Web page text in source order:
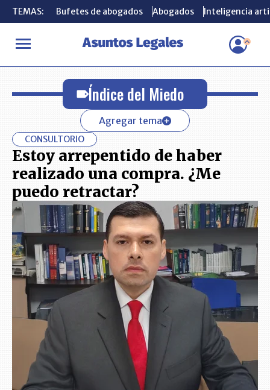
TEMAS: Bufetes de abogados Abogados Inteligencia
INICIO Índice del Miedo
TEMAS: Bufetes de abogados Abogados Inteligencia
Índice del Miedo
Agregar tema
CONSULTORIO
Estoy arrepentido de haber
realizado una compra. ¿Me
puedo retractar?